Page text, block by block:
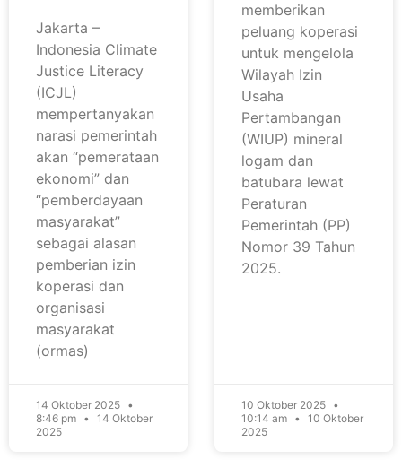
Jakarta –
Indonesia Climate
Justice Literacy
(ICJL)
mempertanyakan
narasi pemerintah
akan “pemerataan
ekonomi” dan
“pemberdayaan
masyarakat”
sebagai alasan
pemberian izin
koperasi dan
organisasi
masyarakat
(ormas)
14 Oktober 2025
8:46 pm
14 Oktober
2025
memberikan
peluang koperasi
untuk mengelola
Wilayah Izin
Usaha
Pertambangan
(WIUP) mineral
logam dan
batubara lewat
Peraturan
Pemerintah (PP)
Nomor 39 Tahun
2025.
10 Oktober 2025
10:14 am
10 Oktober
2025